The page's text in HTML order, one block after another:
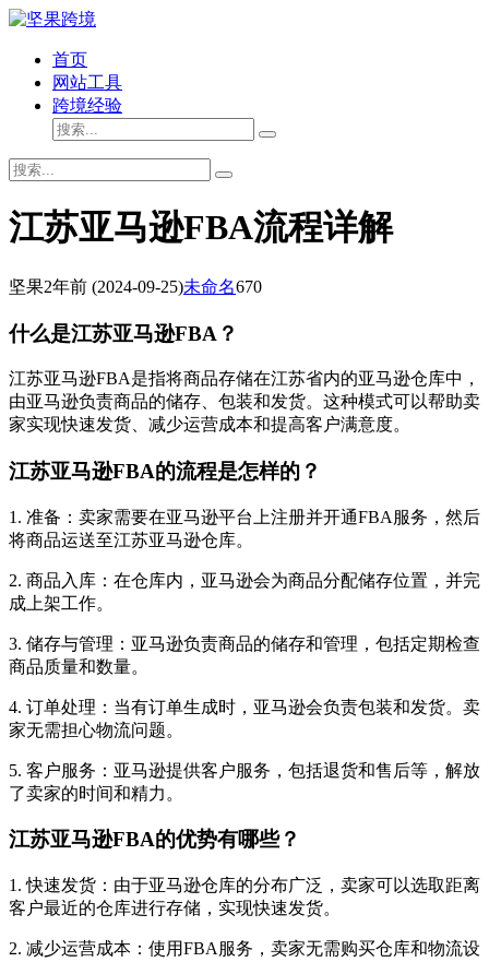
首页
网站工具
跨境经验
江苏亚马逊FBA流程详解
坚果2年前 (2024-09-25)未命名670
什么是江苏亚马逊FBA？
江苏亚马逊FBA是指将商品存储在江苏省内的亚马逊仓库中，
由亚马逊负责商品的储存、包装和发货。这种模式可以帮助卖
家实现快速发货、减少运营成本和提高客户满意度。
江苏亚马逊FBA的流程是怎样的？
1. 准备：卖家需要在亚马逊平台上注册并开通FBA服务，然后
将商品运送至江苏亚马逊仓库。
2. 商品入库：在仓库内，亚马逊会为商品分配储存位置，并完
成上架工作。
3. 储存与管理：亚马逊负责商品的储存和管理，包括定期检查
商品质量和数量。
4. 订单处理：当有订单生成时，亚马逊会负责包装和发货。卖
家无需担心物流问题。
5. 客户服务：亚马逊提供客户服务，包括退货和售后等，解放
了卖家的时间和精力。
江苏亚马逊FBA的优势有哪些？
1. 快速发货：由于亚马逊仓库的分布广泛，卖家可以选取距离
客户最近的仓库进行存储，实现快速发货。
2. 减少运营成本：使用FBA服务，卖家无需购买仓库和物流设